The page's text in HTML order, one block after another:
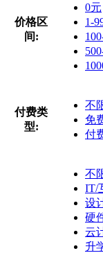
价格区
间:
0元
1-
付费类
型:
不
免
付
不
IT/
设
硬
云
升